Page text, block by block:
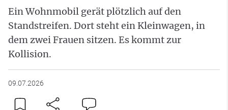
Ein Wohnmobil gerät plötzlich auf den
Standstreifen. Dort steht ein Kleinwagen, in
dem zwei Frauen sitzen. Es kommt zur
Kollision.
09.07.2026